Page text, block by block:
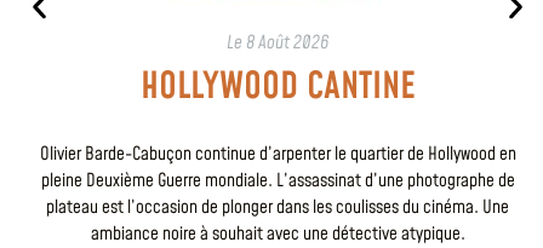
Le 8 Août 2026
HOLLYWOOD CANTINE
Olivier Barde-Cabuçon continue d’arpenter le quartier de Hollywood en
pleine Deuxième Guerre mondiale. L’assassinat d’une photographe de
plateau est l’occasion de plonger dans les coulisses du cinéma. Une
ambiance noire à souhait avec une détective atypique.